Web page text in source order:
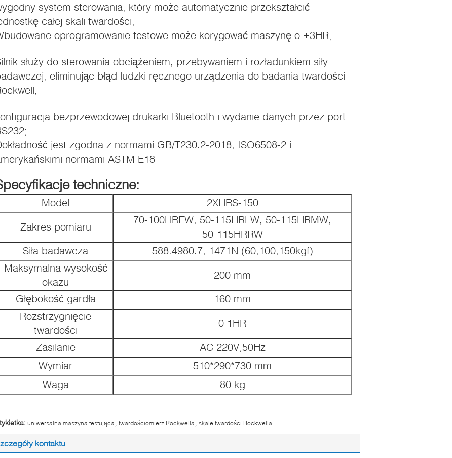
system sterowania, który może automatycznie przekształcić
całej skali twardości;
oprogramowanie testowe może korygować maszynę o ±3HR;
służy do sterowania obciążeniem, przebywaniem i rozładunkiem siły
eliminując błąd ludzki ręcznego urządzenia do badania twardości
bezprzewodowej drukarki Bluetooth i wydanie danych przez port
jest zgodna z normami GB/T230.2-2018, ISO6508-2 i
normami ASTM E18.
techniczne:
Model
2XHRS-150
Zakres pomiaru
70-100HREW, 50-115HRLW, 50-115HRMW,
50-115HRRW
Siła badawcza
588.4980.7, 1471N (60,100,150kgf)
Maksymalna wysokość
okazu
200 mm
Głębokość gardła
160 mm
Rozstrzygnięcie
twardości
0.1HR
Zasilanie
AC 220V,50Hz
Wymiar
510*290*730 mm
Waga
80 kg
uniwersalna maszyna testująca twardościomierz Rockwella skale twardości Rockwella
kontaktu